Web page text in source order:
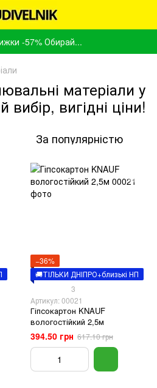
-57% Обирай...
матеріали у
вигідні ціни!
За популярністю
−36%
🚚ТІЛЬКИ ДНІПРО+близькі НП
3
Артикул: 00021
Гіпсокартон KNAUF
вологостійкий 2,5м
394.50 грн 617.10 грн